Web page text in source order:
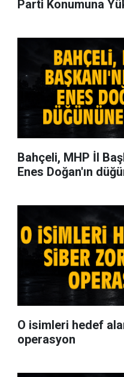
Parti Konumuna
Bahçeli, MHP İl
Enes Doğan'ın
O isimleri hedef
operasyon